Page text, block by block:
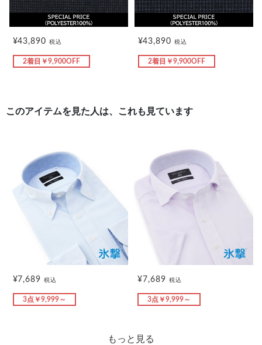
¥43,890税込
2着目￥9,900OFF
¥43,890税込
2着目￥9,900OFF
このアイテムを見た人は、これも見ています
¥7,689税込
3点￥9,999～
¥7,689 税込
3点￥9,999～
もっと見る